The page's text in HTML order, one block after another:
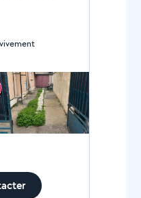
avec un
pour des
soit une